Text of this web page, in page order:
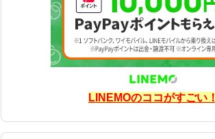
LINEMOのココがすごい！